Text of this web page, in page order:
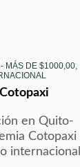
MÁS DE $1000,00,
en Quito-
Cotopaxi
internacional